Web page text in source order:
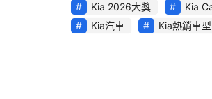
Kia 2026大獎 Kia
Kia汽車
Kia熱銷車型